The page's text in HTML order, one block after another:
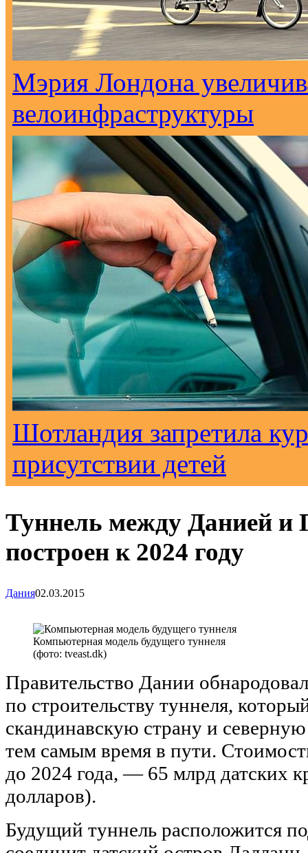
Мэрия Лондона
велоинфраструктуры
Шотландия запретила
присутствии детей
Туннель между Данией и
построен к 2024 году
Дания02.03.2015
Компьютерная модель будущего туннеля
(фото: tveast.dk)
Правительство Дании
по строительству туннеля,
скандинавскую страну и
тем самым время в пути.
до 2024 года, — 65 млрд датских
долларов).
Будущий туннель расположится